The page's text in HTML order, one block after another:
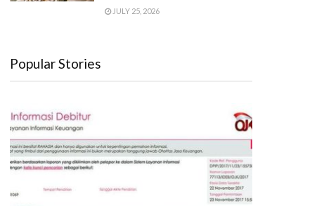
JULY 25, 2026
Popular Stories